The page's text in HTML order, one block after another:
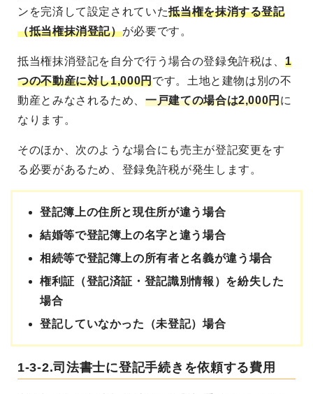
ンを完済して設定されていた抵当権を抹消する登記
（抵当権抹消登記）が必要です。
抵当権抹消登記を自分で行う場合の登録免許税は、 1
つの不動産に対し1,000円です。土地と建物は別の不
動産とみなされるため、一戸建ての場合は2,000円に
なります。
そのほか、次のような場合にも売主が登記変更をす
る必要があるため、登録免許税が発生します。
登記簿上の住所と現住所が違う場合
結婚等で登記簿上の名字と違う場合
相続等で登記簿上の所有者と名義が違う場合
権利証（登記済証・登記識別情報）を紛失した
場合
登記していなかった（未登記）場合
1-3-2.司法書士に登記手続きを依頼する費用